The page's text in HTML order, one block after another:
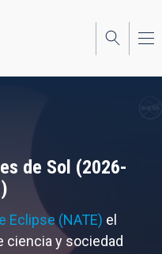
de Sol (2026-
Eclipse (NATE) el
ciencia y sociedad